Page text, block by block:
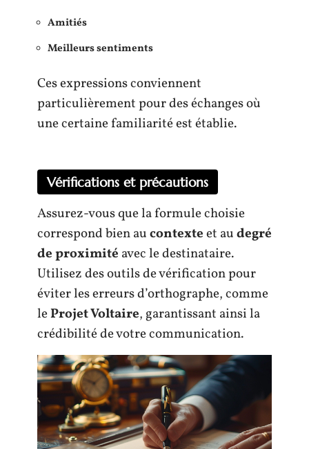
Amitiés
Meilleurs sentiments
Ces expressions conviennent
particulièrement pour des échanges où
une certaine familiarité est établie.
Vérifications et précautions
Assurez-vous que la formule choisie
correspond bien aucontexteet audegré
de proximité avec le destinataire.
Utilisez des outils de vérification pour
éviter les erreurs d’orthographe, comme
leProjet Voltaire, garantissant ainsi la
crédibilité de votre communication.